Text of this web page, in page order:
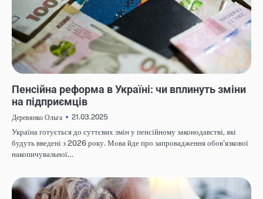
Пенсійна реформа в Україні: чи вплинуть зміни
на підприємців
Деревянко Ольга
21.03.2025
Україна готується до суттєвих змін у пенсійному законодавстві, які
будуть введені з 2026 року. Мова йде про запровадження обов’язкової
накопичувальної…